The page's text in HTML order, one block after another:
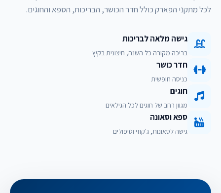
לכל מתקני הפארק כולל חדר הכושר, הבריכות, הספא והחוגים.
גישה מלאה לבריכות
בריכה מקורה כל השנה, חיצונית בקיץ
חדר כושר
כניסה חופשית
חוגים
מגוון רחב של חוגים לכל הגילאים
ספא וסאונה
גישה לסאונות, ג'קוזי וטיפולים